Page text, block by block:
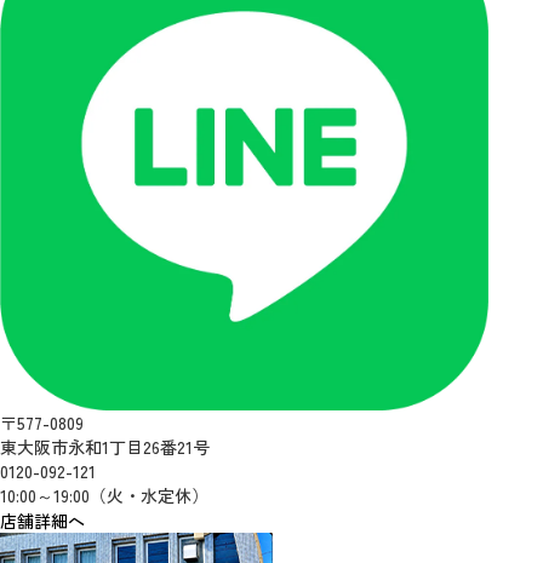
〒577-0809
東大阪市永和1丁目26番21号
0120-092-121
10:00～19:00（火・水定休）
店舗詳細へ